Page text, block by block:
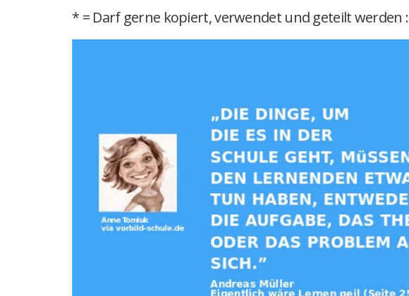
* = Darf gerne kopiert, verwendet und geteilt werden